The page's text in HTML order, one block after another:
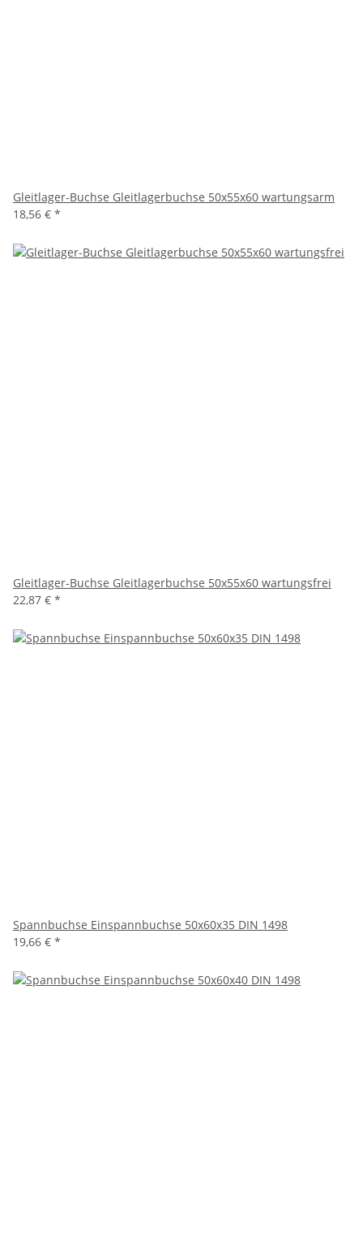
Gleitlager-Buchse Gleitlagerbuchse 50x55x60 wartungsarm
18,56 € *
Gleitlager-Buchse Gleitlagerbuchse 50x55x60 wartungsfrei
22,87 € *
Spannbuchse Einspannbuchse 50x60x35 DIN 1498
19,66 € *